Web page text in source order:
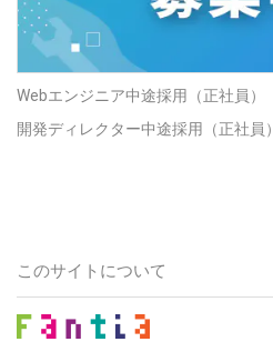
Webエンジニア中途採用（正社員）
開発ディレクター中途採用（正社員）
このサイトについて